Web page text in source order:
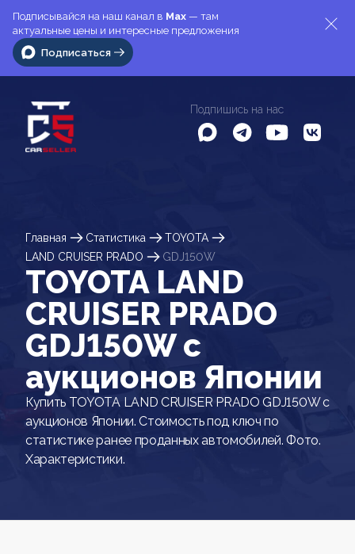
Подписывайся на наш канал в Max — там
актуальные цены и интересные предложения
Подписаться
Подпишись на нас
Главная Статистика
TOYOTA
LAND CRUISER PRADO
GDJ150W
TOYOTA LAND
CRUISER PRADO
GDJ150W c
аукционов Японии
Купить TOYOTA LAND CRUISER PRADO GDJ150W с
аукционов Японии. Стоимость под ключ по
статистике ранее проданных автомобилей. Фото.
Характеристики.